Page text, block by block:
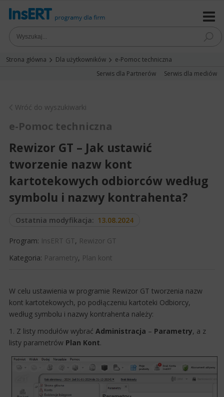
Strona główna Dla użytkowników
e-Pomoc techniczna
Serwis dla Partnerów
Serwis dla mediów
Wróć do wyszukiwarki
e-Pomoc techniczna
Rewizor GT – Jak ustawić
tworzenie nazw kont
kartotekowych odbiorców według
symbolu i nazwy kontrahenta?
Ostatnia modyfikacja: 13.08.2024
Program: InsERT GT, Rewizor GT
Kategoria: Parametry, Plan kont
​W celu ustawienia w programie Rewizor GT tworzenia nazw
kont kartotekowych, po podłączeniu kartoteki Odbiorcy,
według symbolu​ i nazwy kontrahenta należy:
1. Z listy modułów wybrać Administracja – Parametry, a z
listy parametrów Plan Kont.